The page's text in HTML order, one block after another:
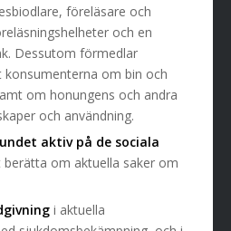
föreläsare och
och en
Dessutom förmedlar
om bin och
om honungens och andra
och användning.
aktiv på de sociala
om aktuella saker om
i aktuella